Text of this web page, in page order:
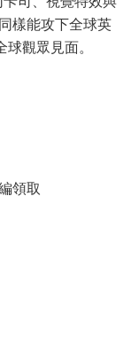
樣能攻下全球英
觀眾見面。
領取